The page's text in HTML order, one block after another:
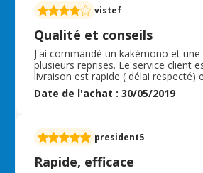
vistef
Qualité et conseils
J'ai commandé un kakémono et
plusieurs reprises. Le service client
livraison est rapide ( délai
léger défaut mais le service client a
Date de l'achat : 30/05/2019
president5
Rapide, efficace